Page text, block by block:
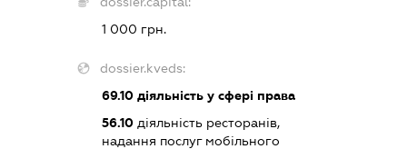
1 000 грн.
dossier.kveds:
69.10 діяльність у сфері права
56.10 діяльність ресторанів,
надання послуг мобільного